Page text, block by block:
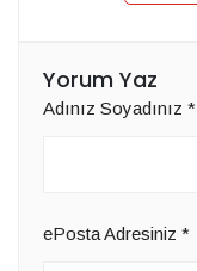
Yorum Yaz
Adınız Soyadınız *
ePosta Adresiniz *